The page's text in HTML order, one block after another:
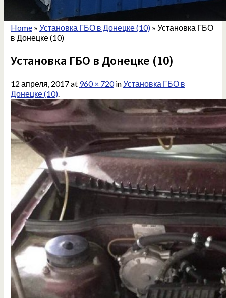
Home» Установка ГБО в Донецке (10)» Установка ГБО
в Донецке (10)
Установка ГБО в Донецке (10)
12 апреля, 2017at 960 × 720inУстановка ГБО в
Донецке (10).